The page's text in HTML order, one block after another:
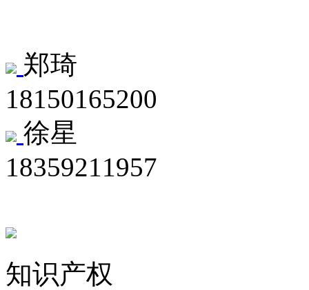
郑琦
18150165200
徐星
18359211957
知识产权